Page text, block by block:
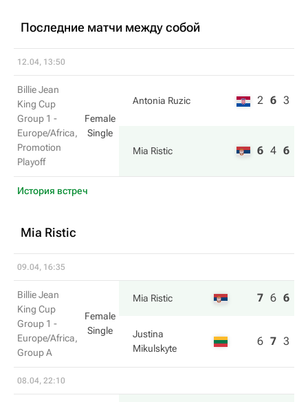
Последние матчи между собой
12.04, 13:50
Billie Jean
King Cup
Group 1 -
Europe/Africa,
Promotion
Playoff
Female
Single
Antonia Ruzic 2 6 3
Mia Ristic 6 4 6
История встреч
Mia Ristic
09.04, 16:35
Billie Jean
King Cup
Group 1 -
Europe/Africa,
Group A
Female
Single
Mia Ristic 7 6 6
Justina
Mikulskyte
6 7 3
08.04, 22:10